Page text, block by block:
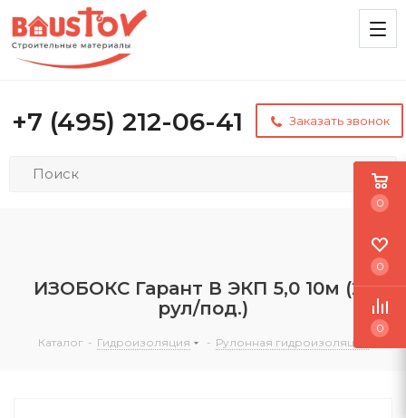
+7 (495) 212-06-41 Заказать звонок
ИЗОБОКС Гарант В ЭКП 5,0 10м (23
рул/под.)
Каталог - Гидроизоляция - Рулонная гидроизоляция
0
0
0